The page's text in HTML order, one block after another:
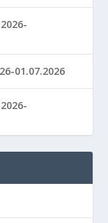
01.07.2026